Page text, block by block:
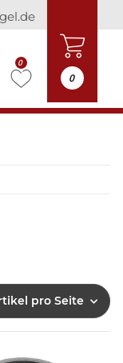
0
0
pro Seite